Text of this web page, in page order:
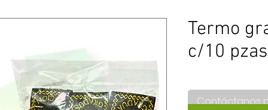
Termo
c/10 pzas
Contáctanos